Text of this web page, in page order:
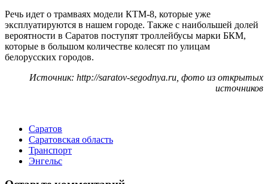
Речь идет о трамваях модели КТМ-8, которые уже
эксплуатируются в нашем городе. Также с наибольшей долей
вероятности в Саратов поступят троллейбусы марки БКМ,
которые в большом количестве колесят по улицам
белорусских городов.
Источник: http://saratov-segodnya.ru, фото из открытых
источников
Саратов
Саратовская область
Транспорт
Энгельс